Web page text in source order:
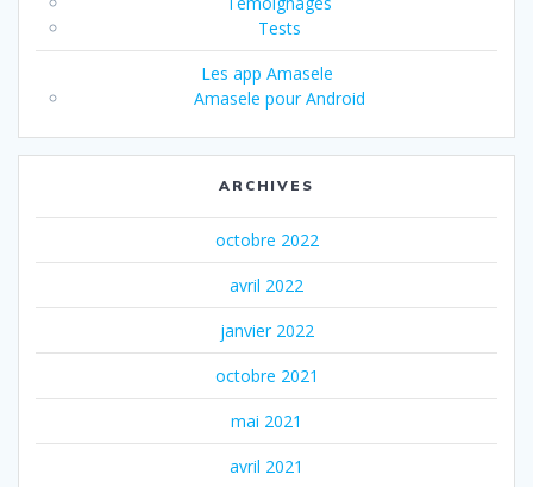
Tests
Les app Amasele
Amasele pour Android
ARCHIVES
octobre 2022
avril 2022
janvier 2022
octobre 2021
mai 2021
avril 2021